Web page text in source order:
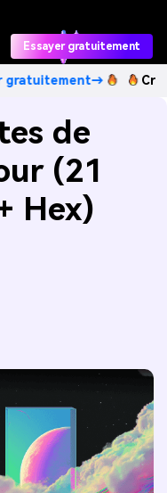
Essayer gratuitement
Créez des
de
(21
Hex)